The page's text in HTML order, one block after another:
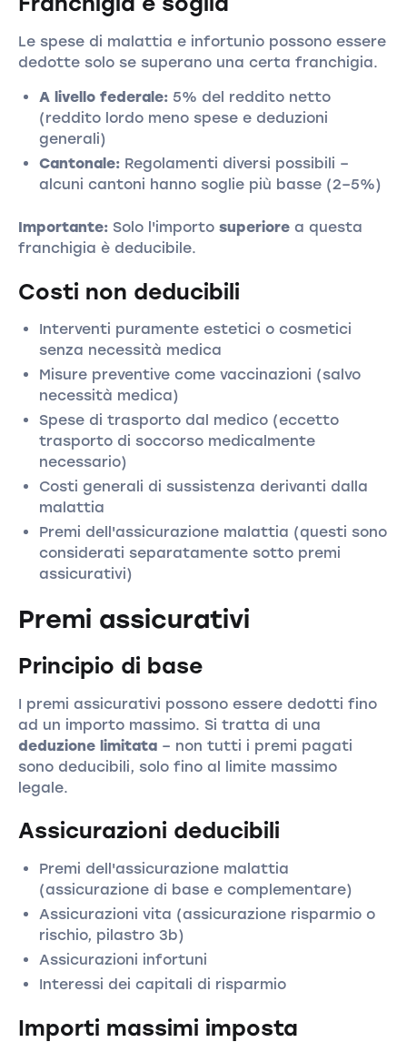
Le spese di malattia e infortunio possono essere
dedotte solo se superano una certa franchigia.
A livello federale: 5% del reddito netto
(reddito lordo meno spese e deduzioni
generali)
Cantonale: Regolamenti diversi possibili –
alcuni cantoni hanno soglie più basse (2–5%)
Importante:Solo l'importo superiorea questa
franchigia è deducibile.
Costi non deducibili
Interventi puramente estetici o cosmetici
senza necessità medica
Misure preventive come vaccinazioni (salvo
necessità medica)
Spese di trasporto dal medico (eccetto
trasporto di soccorso medicalmente
necessario)
Costi generali di sussistenza derivanti dalla
malattia
Premi dell'assicurazione malattia (questi sono
considerati separatamente sotto premi
assicurativi)
Premi assicurativi
Principio di base
I premi assicurativi possono essere dedotti fino
ad un importo massimo. Si tratta di una
deduzione limitata– non tutti i premi pagati
sono deducibili, solo fino al limite massimo
legale.
Assicurazioni deducibili
Premi dell'assicurazione malattia
(assicurazione di base e complementare)
Assicurazioni vita (assicurazione risparmio o
rischio, pilastro 3b)
Assicurazioni infortuni
Interessi dei capitali di risparmio
Importi massimi imposta